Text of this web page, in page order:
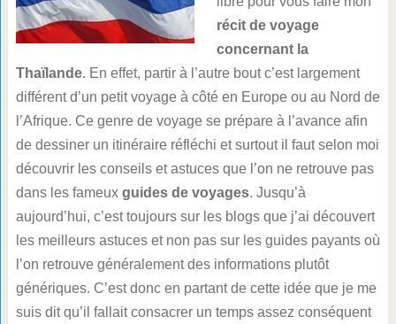
récit de voyage
concernant la
Thaïlande. En effet, partir à l’autre bout c’est largement
différent d’un petit voyage à côté en Europe ou au Nord de
l’Afrique. Ce genre de voyage se prépare à l’avance afin
de dessiner un itinéraire réfléchi et surtout il faut selon moi
découvrir les conseils et astuces que l’on ne retrouve pas
dans les fameux guides de voyages. Jusqu’à
aujourd’hui, c’est toujours sur les blogs que j’ai découvert
les meilleurs astuces et non pas sur les guides payants où
l’on retrouve généralement des informations plutôt
génériques. C’est donc en partant de cette idée que je me
suis dit qu’il fallait consacrer un temps assez conséquent